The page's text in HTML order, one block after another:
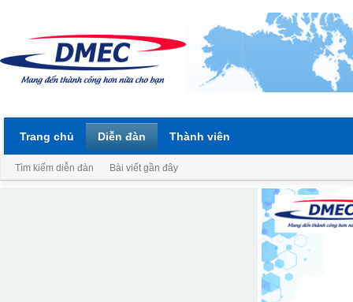
Trang chủ Diễn đàn
Tìm kiếm diễn đàn Bài viết gần đây
Thành viên